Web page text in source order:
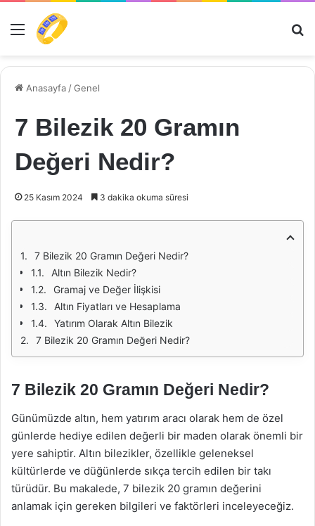
Menü
Anasayfa /Genel
7 Bilezik 20 Gramın
Değeri Nedir?
25 Kasım 2024 3 dakika okuma süresi
7 Bilezik 20 Gramın Değeri Nedir?
Altın Bilezik Nedir?
Gramaj ve Değer İlişkisi
Altın Fiyatları ve Hesaplama
Yatırım Olarak Altın Bilezik
7 Bilezik 20 Gramın Değeri Nedir?
7 Bilezik 20 Gramın Değeri Nedir?
Günümüzde altın, hem yatırım aracı olarak hem de özel
günlerde hediye edilen değerli bir maden olarak önemli bir
yere sahiptir. Altın bilezikler, özellikle geleneksel
kültürlerde ve düğünlerde sıkça tercih edilen bir takı
türüdür. Bu makalede, 7 bilezik 20 gramın değerini
anlamak için gereken bilgileri ve faktörleri inceleyeceğiz.